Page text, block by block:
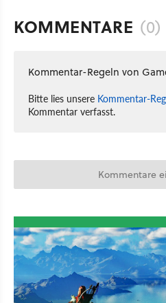
KOMMENTARE (0)
Kommentar-Regeln von
Bitte lies unsere Kommentar-
Kommentar verfasst.
Kommentare